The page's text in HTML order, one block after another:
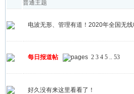
普通主题
电波无形、管理有道！2020年全国无
每日报道帖 2 3 4 5 .. 53
好久没有来这里看看了！